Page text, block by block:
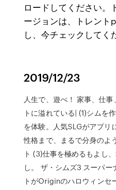
ロードしてください。
ージョンは、トレント
し、今チェックしてく
2019/12/23
人生で、遊べ！ 家事、仕
トに溢れている| (1)シムを
を体験。人気SLGがアプリ
性格まで、まるで分身のよ
ト (3)仕事を極めるもよし
し。 ザ・シムズ3 スーパー
トがOriginのハロウィンセ